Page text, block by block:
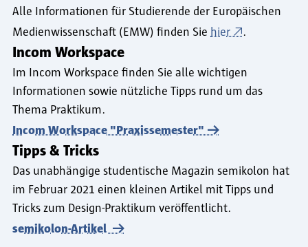
Alle Informationen für Studierende der Europäischen
Medienwissenschaft (EMW) finden Sie hier .
Incom Workspace
Im Incom Workspace finden Sie alle wichtigen
Informationen sowie nützliche Tipps rund um das
Thema Praktikum.
Incom Workspace "Praxissemester"
Tipps & Tricks
Das unabhängige studentische Magazin semikolon hat
im Februar 2021 einen kleinen Artikel mit Tipps und
Tricks zum Design-Praktikum veröffentlicht.
semikolon-Artikel